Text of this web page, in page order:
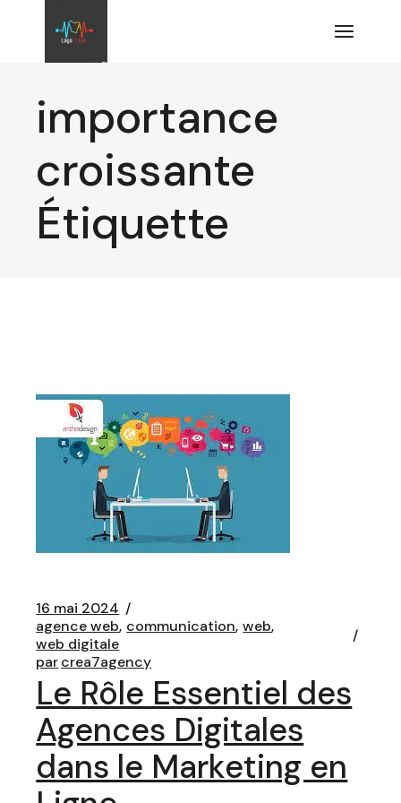
contenu
importance
croissante
Étiquette
16 mai 2024
agence web communication web
web digitale
parcrea7agency
Le Rôle Essentiel des
Agences Digitales
dans le Marketing en